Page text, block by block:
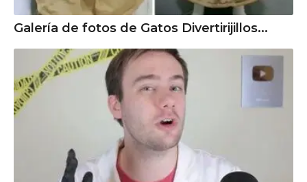
Galería de fotos de Gatos Divertirijillos...